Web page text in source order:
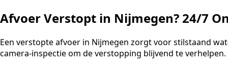
Afvoer Verstopt in Nijmegen? 24/7
Een verstopte afvoer in Nijmegen zorgt voor stilstaand
camera-inspectie om de verstopping blijvend te